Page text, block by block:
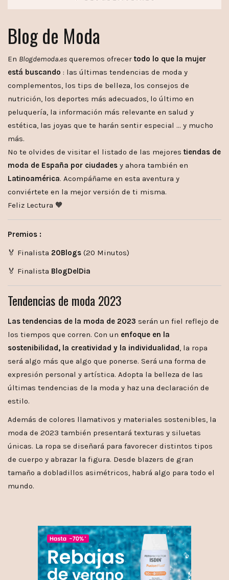
Blog de Moda
En Blogdemoda.es queremos ofrecer todo lo que la mujer
está buscando : las últimas tendencias de moda y
complementos, los tips de belleza, los consejos de
nutrición, los deportes más adecuados, lo último en
peluquería, la información más relevante en salud y
estética, las joyas que te harán sentir especial … y mucho
más.
No te olvides de visitar el listado de las mejores tiendas de
moda de España por ciudades y ahora también en
Latinoamérica. Acompáñame en esta aventura y
conviértete en la mejor versión de ti misma.
Feliz Lectura 🧡
Premios :
🏅 Finalista 20Blogs (20 Minutos)
🏅 Finalista BlogDelDia
Tendencias de moda 2023
Las tendencias de la moda de 2023 serán un fiel reflejo de
los tiempos que corren. Con un enfoque en la
sostenibilidad, la creatividad y la individualidad, la ropa
será algo más que algo que ponerse. Será una forma de
expresión personal y artística. Adopta la belleza de las
últimas tendencias de la moda y haz una declaración de
estilo.
Además de colores llamativos y materiales sostenibles, la
moda de 2023 también presentará texturas y siluetas
únicas. La ropa se diseñará para favorecer distintos tipos
de cuerpo y abrazar la figura. Desde blazers de gran
tamaño a dobladillos asimétricos, habrá algo para todo el
mundo.